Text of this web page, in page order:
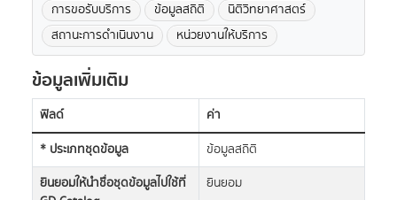
การขอรับบริการ ข้อมูลสถิติ
นิติวิทยาศาสตร์
สถานะการดำเนินงาน
หน่วยงานให้บริการ
ข้อมูลเพิ่มเติม
ฟิลด์
ค่า
* ประเภทชุดข้อมูล
ข้อมูลสถิติ
ยินยอมให้นำชื่อชุดข้อมูลไปใช้ที่
ยินยอม